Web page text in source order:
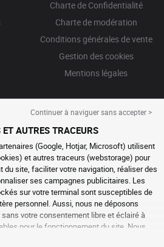
Charte de Confidentialité
Charte de modération
Conditions générales de vente
Gestion des cookies
Mentions légales
Continuer à naviguer sans accepter >
AUTRES TRACEURS
(Google, Hotjar, Microsoft) utilisent
et autres traceurs (webstorage) pour
site, faciliter votre navigation, réaliser des
ses campagnes publicitaires. Les
sur votre terminal sont susceptibles de
personnel. Aussi, nous ne déposons
votre consentement libre et éclairé à
pour le fonctionnement du site. Nous